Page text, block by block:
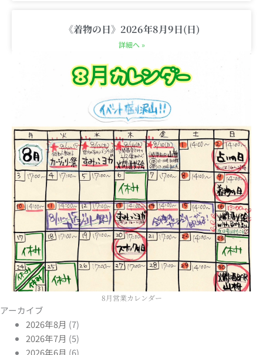
《着物の日》2026年8月9日(日)
詳細へ »
8月営業カレンダー
アーカイブ
2026年8月 (7)
2026年7月 (5)
2026年6月 (6)